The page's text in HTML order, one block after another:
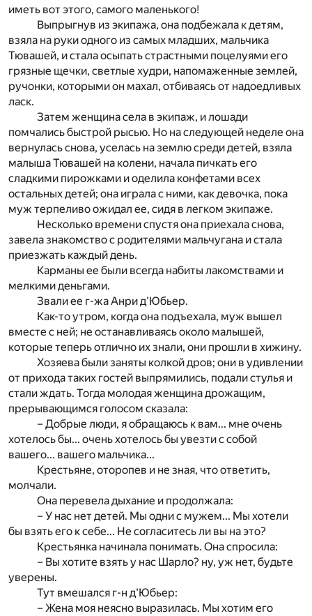
иметь вот этого, самого маленького!
Выпрыгнув из экипажа, она подбежала к детям,
взяла на руки одного из самых младших, мальчика
Тювашей, и стала осыпать страстными поцелуями его
грязные щечки, светлые худри, напомаженные землей,
ручонки, которыми он махал, отбиваясь от надоедливых
ласк.
Затем женщина села в экипаж, и лошади
помчались быстрой рысью. Но на следующей неделе она
вернулась снова, уселась на землю среди детей, взяла
малыша Тювашей на колени, начала пичкать его
сладкими пирожками и оделила конфетами всех
остальных детей; она играла с ними, как девочка, пока
муж терпеливо ожидал ее, сидя в легком экипаже.
Несколько времени спустя она приехала снова,
завела знакомство с родителями мальчугана и стала
приезжать каждый день.
Карманы ее были всегда набиты лакомствами и
мелкими деньгами.
Звали ее г-жа Анри д'Юбьер.
Как-то утром, когда она подъехала, муж вышел
вместе с ней; не останавливаясь около малышей,
которые теперь отлично их знали, они прошли в хижину.
Хозяева были заняты колкой дров; они в удивлении
от прихода таких гостей выпрямились, подали стулья и
стали ждать. Тогда молодая женщина дрожащим,
прерывающимся голосом сказала:
– Добрые люди, я обращаюсь к вам... мне очень
хотелось бы... очень хотелось бы увезти с собой
вашего... вашего мальчика...
Крестьяне, оторопев и не зная, что ответить,
молчали.
Она перевела дыхание и продолжала:
– У нас нет детей. Мы одни с мужем... Мы хотели
бы взять его к себе... Не согласитесь ли вы на это?
Крестьянка начинала понимать. Она спросила:
– Вы хотите взять у нас Шарло? ну, уж нет, будьте
уверены.
Тут вмешался г-н д'Юбьер:
– Жена моя неясно выразилась. Мы хотим его